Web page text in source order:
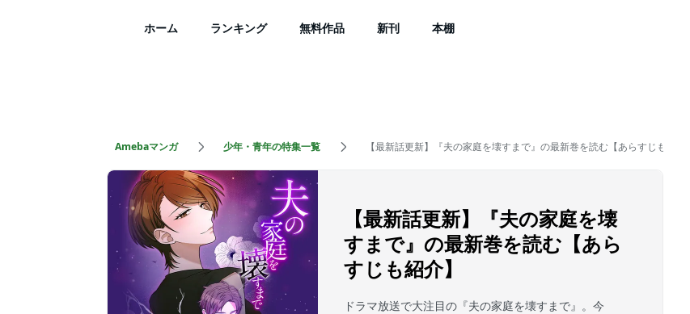
ホーム ランキング 無料作品 新刊 本棚
Amebaマンガ 少年・青年の特集一覧 【最新話更新】『夫の家庭を壊すまで』の最新巻を読む【あらすじも紹介】
【最新話更新】『夫の家庭を壊
すまで』の最新巻を読む【あら
すじも紹介】
ドラマ放送で大注目の『夫の家庭を壊すまで』。今